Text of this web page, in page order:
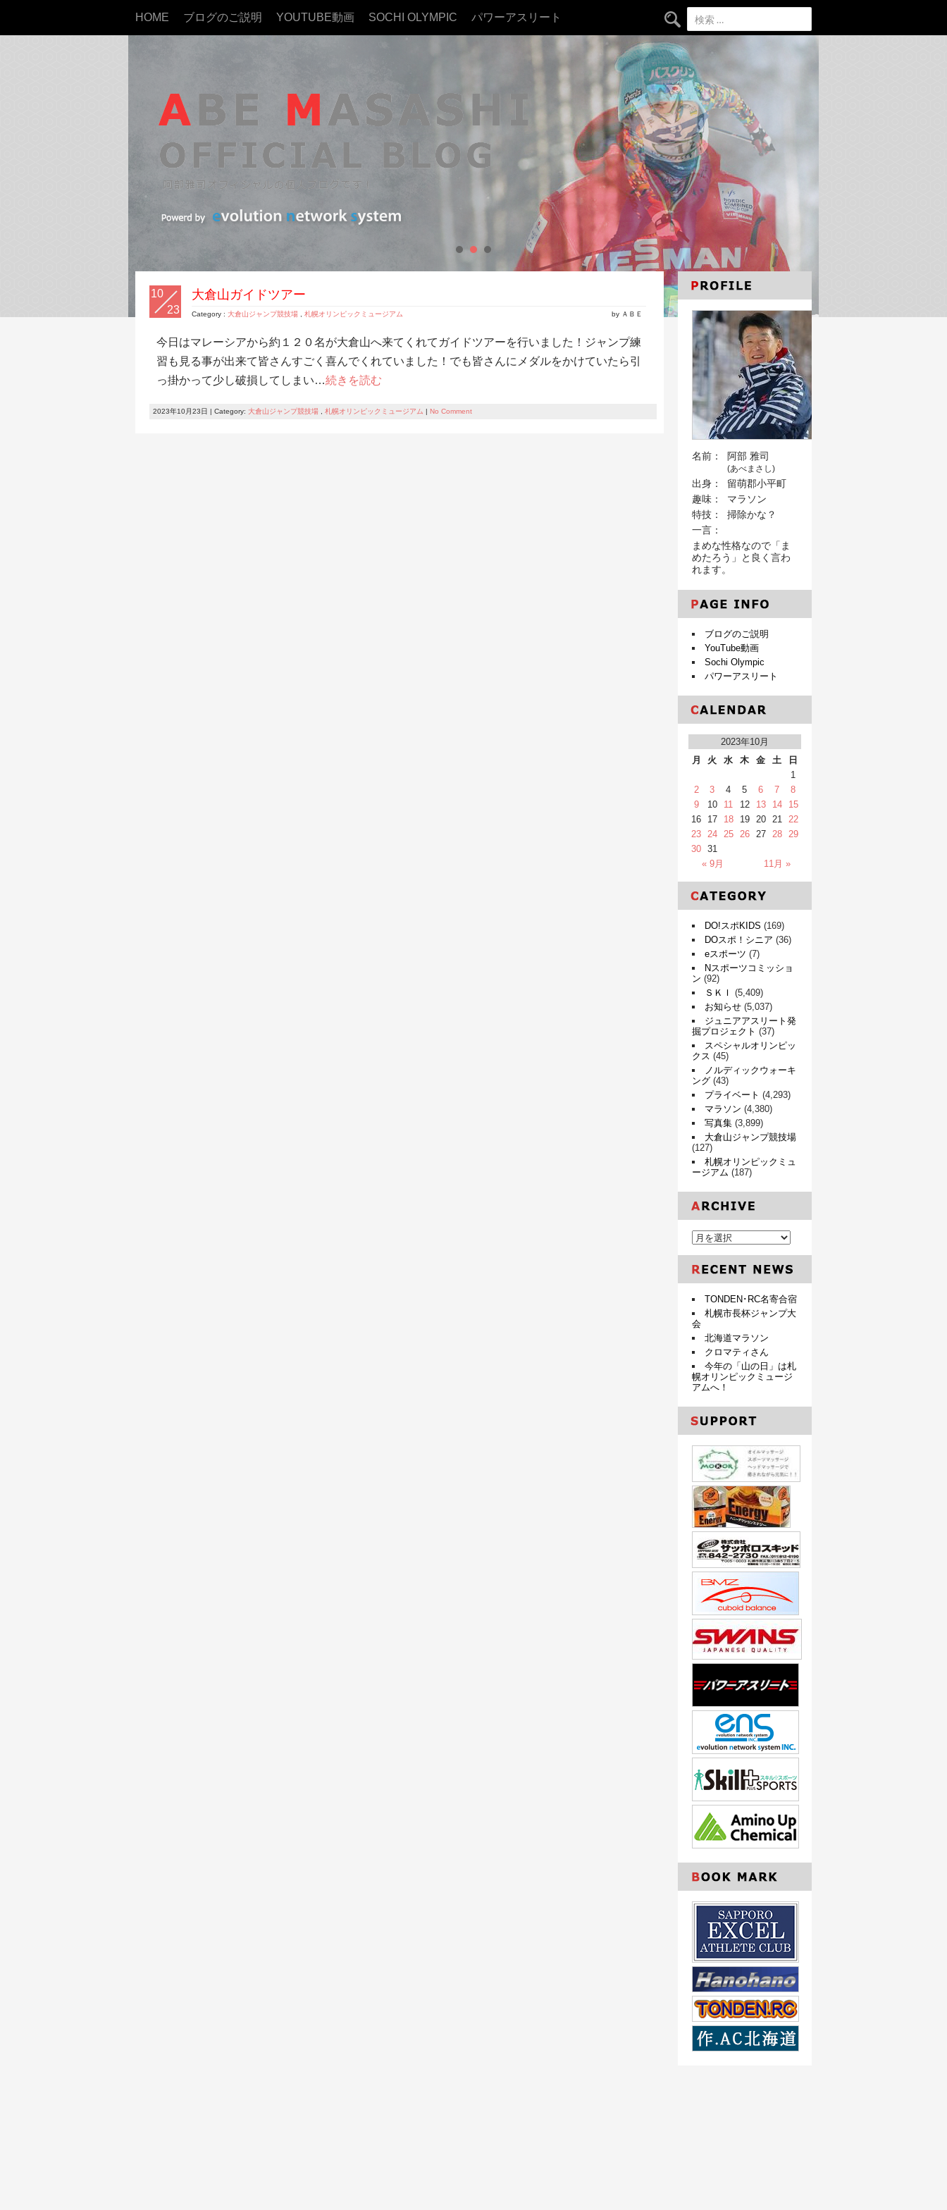
HOME ブログのご説明 YOUTUBE動画 SOCHI OLYMPIC パワーアスリート 検索:
10
23
大倉山ガイドツアー
Category : 大倉山ジャンプ競技場 札幌オリンピックミュージアム by ＡＢＥ
今日はマレーシアから約１２０名が大倉山へ来てくれてガイドツアーを行いました！ジャンプ練
習も見る事が出来て皆さんすごく喜んでくれていました！でも皆さんにメダルをかけていたら引
っ掛かって少し破損してしまい…続きを読む
2023年10月23日 | Category: 大倉山ジャンプ競技場 札幌オリンピックミュージアム | No Comment
名前： 阿部 雅司
(あべまさし)
出身：
留萌郡小平町
趣味：
マラソン
特技：
掃除かな？
一言：
まめな性格なので「ま
めたろう」と良く言わ
れます。
ブログのご説明
YouTube動画
Sochi Olympic
パワーアスリート
2023年10月
月
火 水 木 金 土 日
« 9月 11月 »
1
2
3 4 5 6 7
8
9
10 11 12 13 14
15
16
17 18 19 20 21
22
23 24 25 26 27 28
29
30 31
DO!スポKIDS (169)
DOスポ！シニア (36)
eスポーツ (7)
Nスポーツコミッショ
ン (92)
ＳＫＩ
(5,409)
お知らせ (5,037)
ジュニアアスリート発
掘プロジェクト (37)
スペシャルオリンピッ
クス (45)
ノルディックウォーキ
ング (43)
プライベート (4,293)
マラソン (4,380)
写真集 (3,899)
大倉山ジャンプ競技場
(127)
札幌オリンピックミュ
ージアム (187)
TONDEN･RC名寄合宿
札幌市長杯ジャンプ大
会
北海道マラソン
クロマティさん
今年の「山の日」は札
幌オリンピックミュージ
アムへ！